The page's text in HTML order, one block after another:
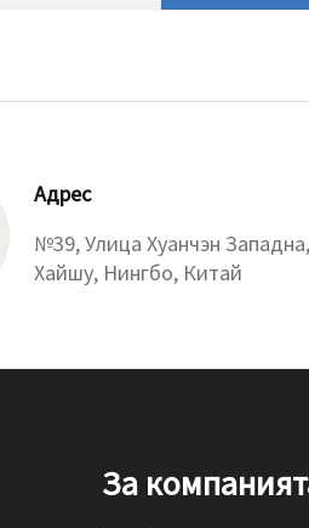
Адрес
№39, Улица Хуанчэн Западна,
Хайшу, Нингбо, Китай
За